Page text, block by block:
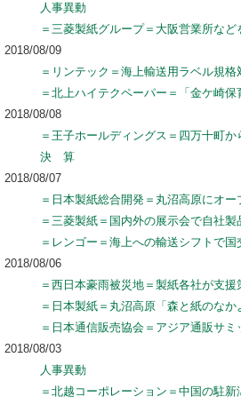
人事異動
＝三菱製紙グループ＝大阪営業所など
2018/08/09
＝リンテック＝海上輸送用ラベル規
＝北上ハイテクペーパー＝「金ケ崎
2018/08/08
＝王子ホールディングス＝四万十町か
決 算
2018/08/07
＝日本製紙総合開発＝丸沼高原にオ
＝三菱製紙＝国内外の展示会で自社製
＝レンゴー＝海上への輸送シフトで
2018/08/06
＝西日本豪雨被災地＝製紙各社が支援
＝日本製紙＝丸沼高原「森と紙のな
＝日本通信販売協会＝アジア通販サ
2018/08/03
人事異動
＝北越コーポレーション＝中国の駐